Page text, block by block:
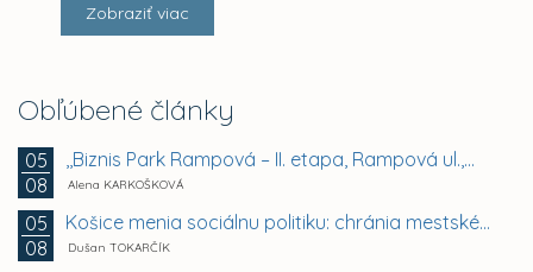
Zobraziť viac
Obľúbené články
05
08
,,Biznis Park Rampová – II. etapa, Rampová ul.,...
Alena KARKOŠKOVÁ
05
08
Košice menia sociálnu politiku: chránia mestské byty...
Dušan TOKARČÍK